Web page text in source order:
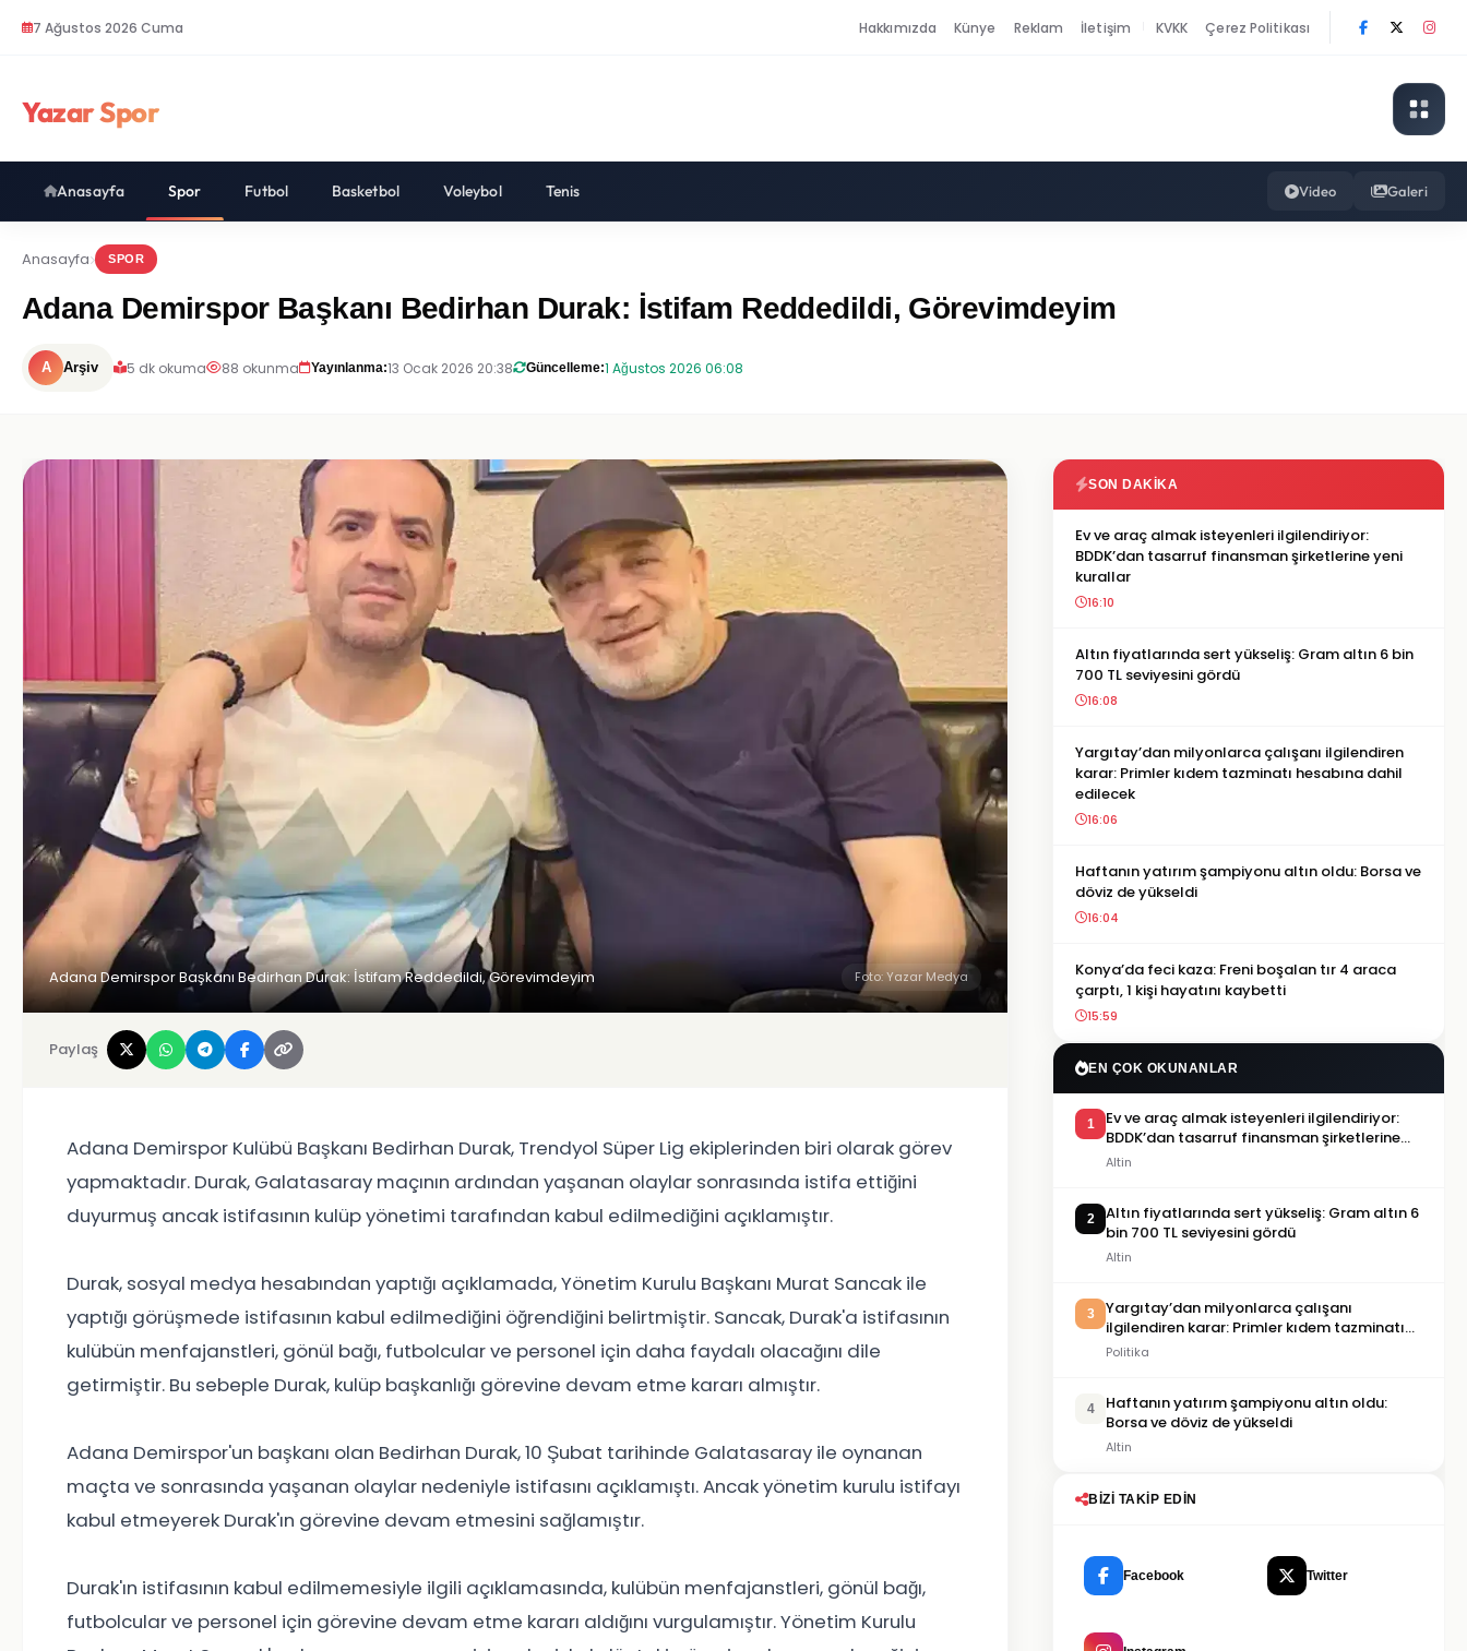
7 Ağustos 2026 Cuma Hakkımızda Künye Reklam İletişim KVKK Çerez Politikası
Yazar Spor
Anasayfa Spor Futbol Basketbol Voleybol Tenis Video Galeri
Anasayfa SPOR
Adana Demirspor Başkanı Bedirhan Durak: İstifam Reddedildi, Görevimdeyim
A Arşiv 5 dk okuma 88 okunma Yayınlanma:13 Ocak 2026 20:38 Güncelleme:1 Ağustos 2026 06:08
Adana Demirspor Başkanı Bedirhan Durak: İstifam Reddedildi, Görevimdeyim Foto: Yazar Medya
Paylaş
Adana Demirspor Kulübü Başkanı Bedirhan Durak, Trendyol Süper Lig ekiplerinden biri olarak görev
yapmaktadır. Durak, Galatasaray maçının ardından yaşanan olaylar sonrasında istifa ettiğini
duyurmuş ancak istifasının kulüp yönetimi tarafından kabul edilmediğini açıklamıştır.
Durak, sosyal medya hesabından yaptığı açıklamada, Yönetim Kurulu Başkanı Murat Sancak ile
yaptığı görüşmede istifasının kabul edilmediğini öğrendiğini belirtmiştir. Sancak, Durak'a istifasının
kulübün menfajanstleri, gönül bağı, futbolcular ve personel için daha faydalı olacağını dile
getirmiştir. Bu sebeple Durak, kulüp başkanlığı görevine devam etme kararı almıştır.
Adana Demirspor'un başkanı olan Bedirhan Durak, 10 Şubat tarihinde Galatasaray ile oynanan
maçta ve sonrasında yaşanan olaylar nedeniyle istifasını açıklamıştı. Ancak yönetim kurulu istifayı
kabul etmeyerek Durak'ın görevine devam etmesini sağlamıştır.
Durak'ın istifasının kabul edilmemesiyle ilgili açıklamasında, kulübün menfajanstleri, gönül bağı,
futbolcular ve personel için görevine devam etme kararı aldığını vurgulamıştır. Yönetim Kurulu
SON DAKIKA
Ev ve araç almak isteyenleri ilgilendiriyor:
BDDK’dan tasarruf finansman şirketlerine yeni
kurallar
16:10
Altın fiyatlarında sert yükseliş: Gram altın 6 bin
700 TL seviyesini gördü
16:08
Yargıtay’dan milyonlarca çalışanı ilgilendiren
karar: Primler kıdem tazminatı hesabına dahil
edilecek
16:06
Haftanın yatırım şampiyonu altın oldu: Borsa ve
döviz de yükseldi
16:04
Konya’da feci kaza: Freni boşalan tır 4 araca
çarptı, 1 kişi hayatını kaybetti
15:59
EN ÇOK OKUNANLAR
1
Ev ve araç almak isteyenleri ilgilendiriyor:
BDDK’dan tasarruf finansman şirketlerine
yeni kurallar
Altin
2
Altın fiyatlarında sert yükseliş: Gram altın 6
bin 700 TL seviyesini gördü
Altin
3
Yargıtay’dan milyonlarca çalışanı
ilgilendiren karar: Primler kıdem tazminatı
hesabına dahil edilecek
Politika
4
Haftanın yatırım şampiyonu altın oldu:
Borsa ve döviz de yükseldi
Altin
BIZI TAKIP EDIN
Facebook Twitter